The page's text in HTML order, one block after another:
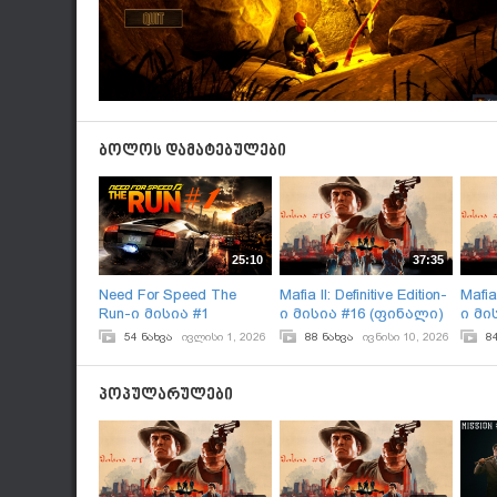
ბოლოს დამატებულები
25:10
Need For Speed The
Run-ი მისია #1
54 ნახვა ივლისი 1, 2026
37:35
Mafia II: Definitive Edition-
ი მისია #16 (ფინალი)
88 ნახვა ივნისი 10, 2026
ი
პოპულარულები